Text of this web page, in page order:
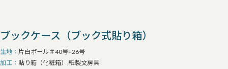
ブックケース（ブック式貼り箱）
生地
片白ボール＃40号+26号
加工
貼り箱（化粧箱）,紙製文房具